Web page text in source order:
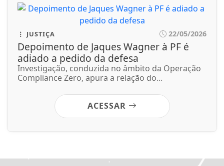
JUSTIÇA 22/05/2026
Depoimento de Jaques Wagner à PF é
adiado a pedido da defesa
Investigação, conduzida no âmbito da Operação
Compliance Zero, apura a relação do...
ACESSAR